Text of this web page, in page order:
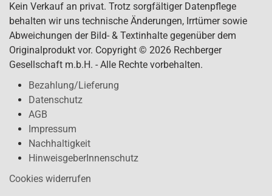
Kein Verkauf an privat. Trotz sorgfältiger Datenpflege
behalten wir uns technische Änderungen, Irrtümer sowie
Abweichungen der Bild- & Textinhalte gegenüber dem
Originalprodukt vor. Copyright © 2026 Rechberger
Gesellschaft m.b.H. - Alle Rechte vorbehalten.
Bezahlung/Lieferung
Datenschutz
AGB
Impressum
Nachhaltigkeit
HinweisgeberInnenschutz
Cookies widerrufen